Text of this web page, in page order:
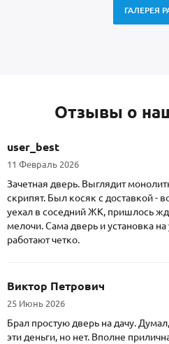
ГАЛЕРЕЯ
Отзывы о
user_best
11 Февраль 2026
Зачетная дверь. Выглядит
скрипят. Был косяк с доставкой -
уехал в соседний ЖК, пришлось
мелочи. Сама дверь и установка
работают четко.
Виктор Петрович
25 Июнь 2026
Брал простую дверь на дачу.
эти деньги, но нет. Вполне